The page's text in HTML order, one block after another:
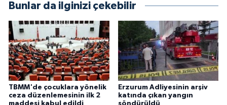
Bunlar da ilginizi çekebilir
TBMM'de çocuklara yönelik
ceza düzenlemesinin ilk 2
maddesi kabul edildi
Erzurum Adliyesinin arşiv
katında çıkan yangın
söndürüldü